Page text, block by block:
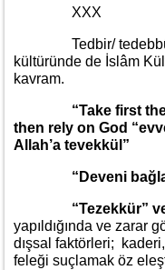
XXX
Tedbir/ tedebbür/
kültüründe de İslâm
kavram.
“Take first
then rely on God
Allah’a tevekkül”
“Deveni
“Tezekkür”
yapıldığında ve zarar
dışsal faktörleri; kaderi,
feleği suçlamak öz